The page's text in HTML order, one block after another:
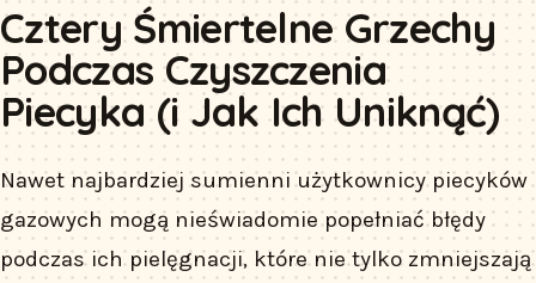
Cztery Śmiertelne Grzechy
Podczas Czyszczenia
Piecyka (i Jak Ich Uniknąć)
Nawet najbardziej sumienni użytkownicy piecyków
gazowych mogą nieświadomie popełniać błędy
podczas ich pielęgnacji, które nie tylko zmniejszają